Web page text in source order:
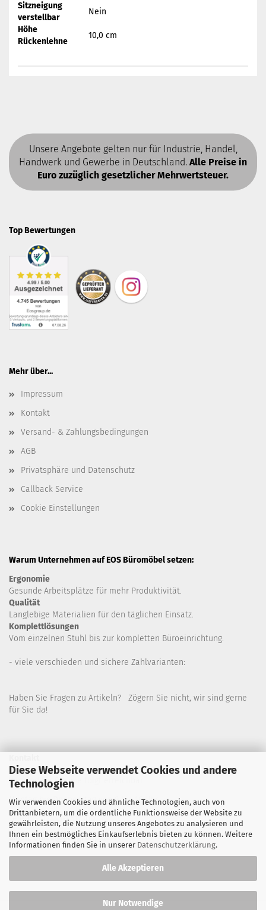
Diese Webseite verwendet Cookies und andere
Technologien
Wir verwenden Cookies und ähnliche Technologien, auch von
Drittanbietern, um die ordentliche Funktionsweise der Website zu
gewährleisten, die Nutzung unseres Angebotes zu analysieren und
Ihnen ein bestmögliches Einkaufserlebnis bieten zu können. Weitere
Informationen finden Sie in unserer Datenschutzerklärung.
Alle Akzeptieren
Nur Notwendige
Sitzneigung
verstellbar
Nein
Höhe
Rückenlehne
10,0 cm
Unsere Angebote gelten nur für Industrie, Handel,
Handwerk und Gewerbe in Deutschland. Alle Preise in
Euro zuzüglich gesetzlicher Mehrwertsteuer.
Top Bewertungen
Mehr über...
Impressum
Kontakt
Versand- & Zahlungsbedingungen
AGB
Privatsphäre und Datenschutz
Callback Service
Cookie Einstellungen
Warum Unternehmen auf EOS Büromöbel setzen:
Ergonomie
Gesunde Arbeitsplätze für mehr Produktivität.
Qualität
Langlebige Materialien für den täglichen Einsatz.
Komplettlösungen
Vom einzelnen Stuhl bis zur kompletten Büroeinrichtung.
- viele verschieden und sichere Zahlvarianten:
Haben Sie Fragen zu Artikeln? Zögern Sie nicht, wir sind gerne
für Sie da!
Wir sind für Sie wie folgt erreichbar:
Montag bis Donnerstag von 9 bis 16 Uhr
Telefon: 02445-8517300
Email: office@eosgroup.de